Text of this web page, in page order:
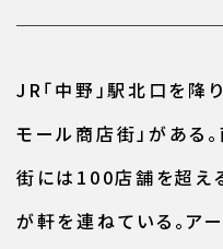
JR「中野」駅北口を降
モール商店街」がある
街には100店舗を超え
が軒を連ねている。ア